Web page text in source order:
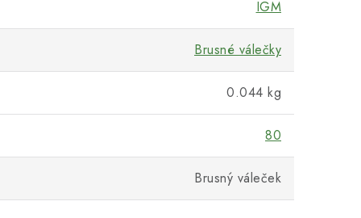
IGM
Brusné válečky
0.044 kg
80
Brusný váleček